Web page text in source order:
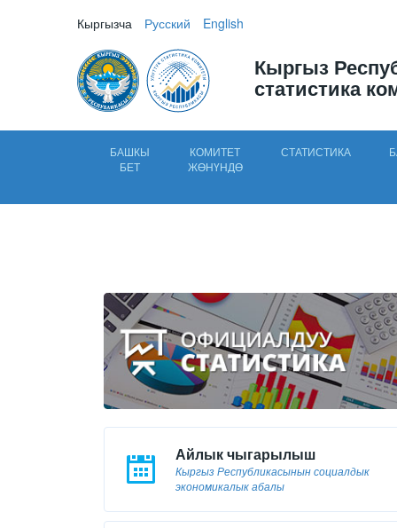
Кыргызча Русский English
Кыргыз
статистика
БАШКЫ
БЕТ
КОМИТЕТ
ЖӨНҮНДӨ
СТАТИСТИКА
Айлык чыгарылыш
Кыргыз Республикасынын социалдык
экономикалык абалы